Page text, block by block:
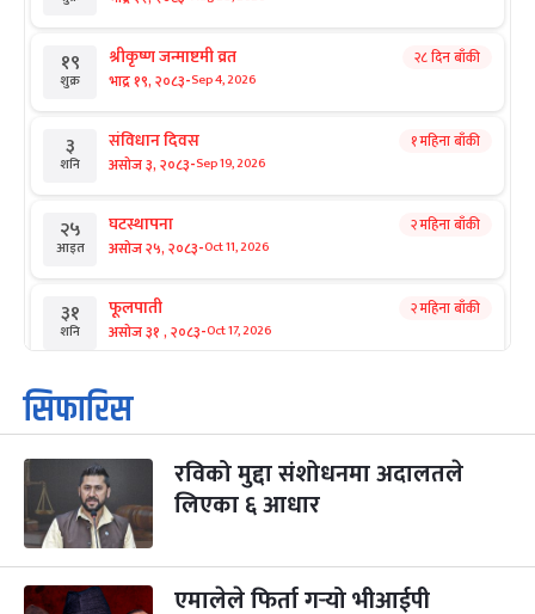
१९
शुक्र
श्रीकृष्ण जन्माष्टमी व्रत
भाद्र १९, २०८३-Sep 4, 2026
२८ दिन बाँकी
३
शनि
संविधान दिवस
असोज ३, २०८३-Sep 19, 2026
१ महिना बाँकी
२५
आइत
घटस्थापना
असोज २५, २०८३-Oct 11, 2026
२ महिना बाँकी
३१
शनि
फूलपाती
असोज ३१ , २०८३-Oct 17, 2026
२ महिना बाँकी
१
आइत
कार्तिक सङ्क्रान्ति
कार्तिक १, २०८३
मंगल कार्तिक ३, २०८३-Oct 20, 2026
२ महिना बाँकी
४
बुध कार्तिक ४, २०८३ Oct 21, 2026
सिफारिस
रविको मुद्दा संशोधनमा अदालतले
लिएका ६ आधार
एमालेले फिर्ता गर्‍यो भीआईपी